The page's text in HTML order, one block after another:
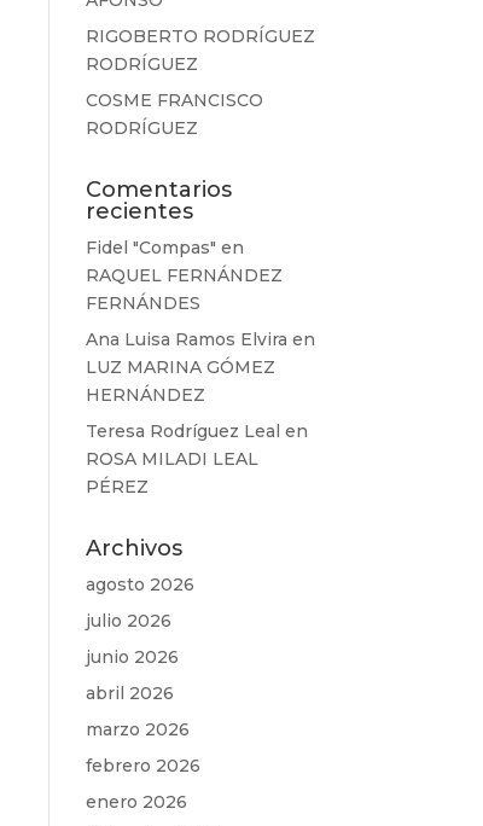
RIGOBERTO RODRÍGUEZ
RODRÍGUEZ
COSME FRANCISCO
RODRÍGUEZ
Comentarios
recientes
Fidel "Compas" en
RAQUEL FERNÁNDEZ
FERNÁNDES
Ana Luisa Ramos Elvira en
LUZ MARINA GÓMEZ
HERNÁNDEZ
Teresa Rodríguez Leal en
ROSA MILADI LEAL
PÉREZ
Archivos
agosto 2026
julio 2026
junio 2026
abril 2026
marzo 2026
febrero 2026
enero 2026